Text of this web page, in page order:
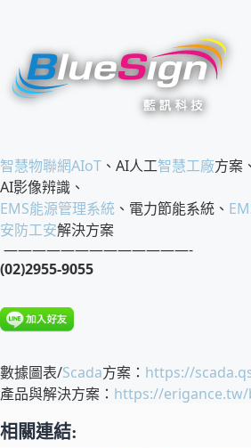
智慧物聯網AIoT 、AI人工智慧工廠方案、
AI影像辨識、
EMS能源管理系統 、電力節能系統、
安防工安解決方案
—————————————-
(02)2955-9055
數據圖表/Scada方案： https://
產品與解決方案： https://
相關連結: